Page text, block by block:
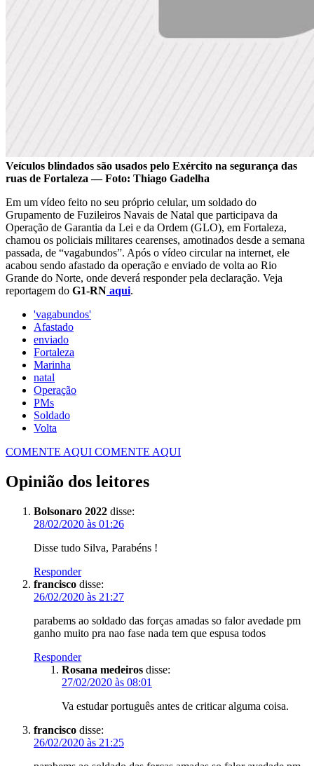
Veículos blindados são usados pelo Exército na segurança das
ruas de Fortaleza — Foto: Thiago Gadelha
Em um vídeo feito no seu próprio celular, um soldado do
Grupamento de Fuzileiros Navais de Natal que participava da
Operação de Garantia da Lei e da Ordem (GLO), em Fortaleza,
chamou os policiais militares cearenses, amotinados desde a semana
passada, de “vagabundos”. Após o vídeo circular na internet, ele
acabou sendo afastado da operação e enviado de volta ao Rio
Grande do Norte, onde deverá responder pela declaração. Veja
reportagem do G1-RN aqui.
'vagabundos'
Afastado
enviado
Fortaleza
Marinha
natal
Operação
PMs
Soldado
Volta
COMENTE AQUI COMENTE AQUI
Opinião dos leitores
Bolsonaro 2022 disse:
28/02/2020 às 01:26
Disse tudo Silva, Parabéns !
Responder
francisco disse:
26/02/2020 às 21:27
parabems ao soldado das forças amadas so falor avedade pm
ganho muito pra nao fase nada tem que espusa todos
Responder
Rosana medeiros disse:
27/02/2020 às 08:01
Va estudar português antes de criticar alguma coisa.
francisco disse:
26/02/2020 às 21:25